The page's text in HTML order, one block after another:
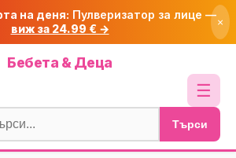
на деня: Пулверизатор за лице —
виж за 24.99 € →
×
Бебета & Деца
☰
Блог
🧮 Калкулатори
Търси